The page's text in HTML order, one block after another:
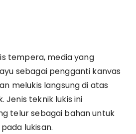
tempera, media yang
sebagai pengganti kanvas
melukis langsung di atas
Jenis teknik lukis ini
telur sebagai bahan untuk
lukisan.